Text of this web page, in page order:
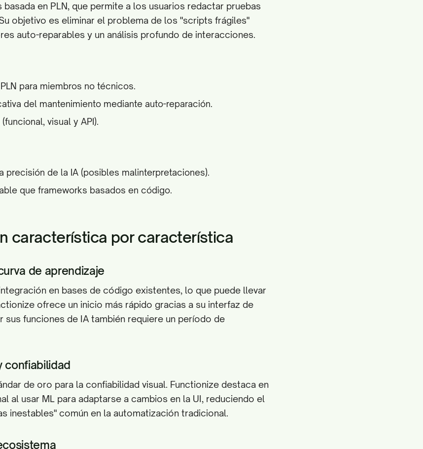
en PLN, que permite a los usuarios redactar pruebas
objetivo es eliminar el problema de los "scripts frágiles"
auto-reparables y un análisis profundo de interacciones.
para miembros no técnicos.
del mantenimiento mediante auto-reparación.
visual y API).
precisión de la IA (posibles malinterpretaciones).
que frameworks basados en código.
característica por característica
de aprendizaje
en bases de código existentes, lo que puede llevar
ofrece un inicio más rápido gracias a su interfaz de
sus funciones de IA también requiere un período de
confiabilidad
de oro para la confiabilidad visual. Functionize destaca en
al usar ML para adaptarse a cambios en la UI, reduciendo el
inestables" común en la automatización tradicional.